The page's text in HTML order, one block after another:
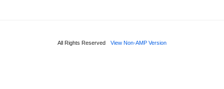
All Rights Reserved View Non-AMP Version